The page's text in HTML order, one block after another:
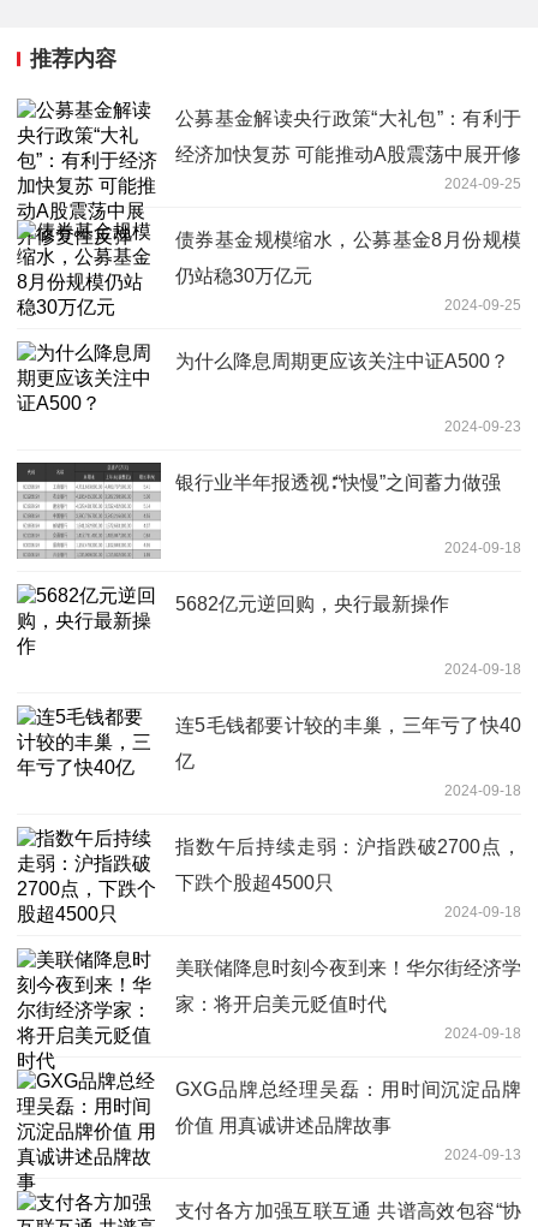
推荐内容
公募基金解读央行政策“大礼包”：有利于
经济加快复苏 可能推动A股震荡中展开修
2024-09-25
债券基金规模缩水，公募基金8月份规模
仍站稳30万亿元
2024-09-25
为什么降息周期更应该关注中证A500？
2024-09-23
银行业半年报透视∶“快慢”之间蓄力做强
2024-09-18
5682亿元逆回购，央行最新操作
2024-09-18
连5毛钱都要计较的丰巢，三年亏了快40
亿
2024-09-18
指数午后持续走弱：沪指跌破2700点，
下跌个股超4500只
2024-09-18
美联储降息时刻今夜到来！华尔街经济学
家：将开启美元贬值时代
2024-09-18
GXG品牌总经理吴磊：用时间沉淀品牌
价值 用真诚讲述品牌故事
2024-09-13
支付各方加强互联互通 共谱高效包容“协